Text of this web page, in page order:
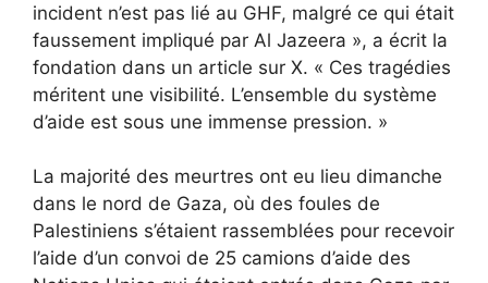
incident n’est pas lié au GHF, malgré ce qui était
faussement impliqué par Al Jazeera », a écrit la
fondation dans un article sur X. « Ces tragédies
méritent une visibilité. L’ensemble du système
d’aide est sous une immense pression. »
La majorité des meurtres ont eu lieu dimanche
dans le nord de Gaza, où des foules de
Palestiniens s’étaient rassemblées pour recevoir
l’aide d’un convoi de 25 camions d’aide des